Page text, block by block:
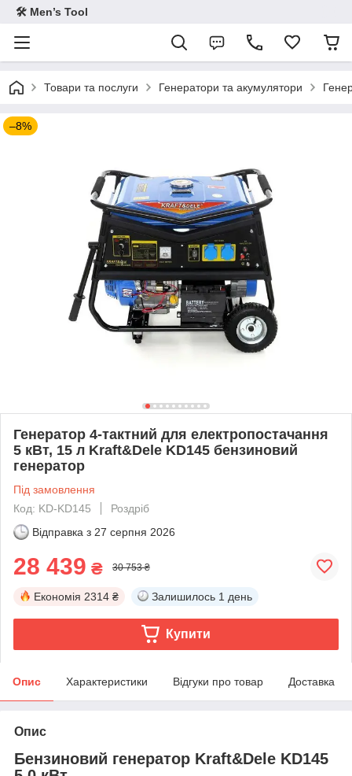
🛠 Men’s Tool
Товари та послуги Генератори та акумулятори
–8%
Генератор 4-тактний для електропостачання
5 кВт, 15 л Kraft&Dele KD145 бензиновий
генератор
Під замовлення
Код: KD-KD145
Роздріб
Відправка з 27 серпня 2026
28 439 ₴ 30 753 ₴
Економія 2314 ₴ Залишилось 1 день
Купити
Опис Характеристики Відгуки про товар Доставка
Опис
Бензиновий генератор Kraft&Dele KD145